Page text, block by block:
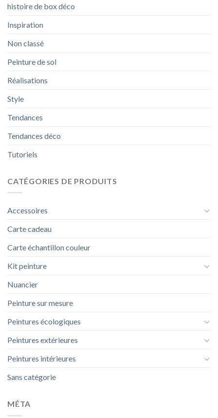
histoire de box déco
Inspiration
Non classé
Peinture de sol
Réalisations
Style
Tendances
Tendances déco
Tutoriels
CATÉGORIES DE PRODUITS
Accessoires
Carte cadeau
Carte échantillon couleur
Kit peinture
Nuancier
Peinture sur mesure
Peintures écologiques
Peintures extérieures
Peintures intérieures
Sans catégorie
MÉTA